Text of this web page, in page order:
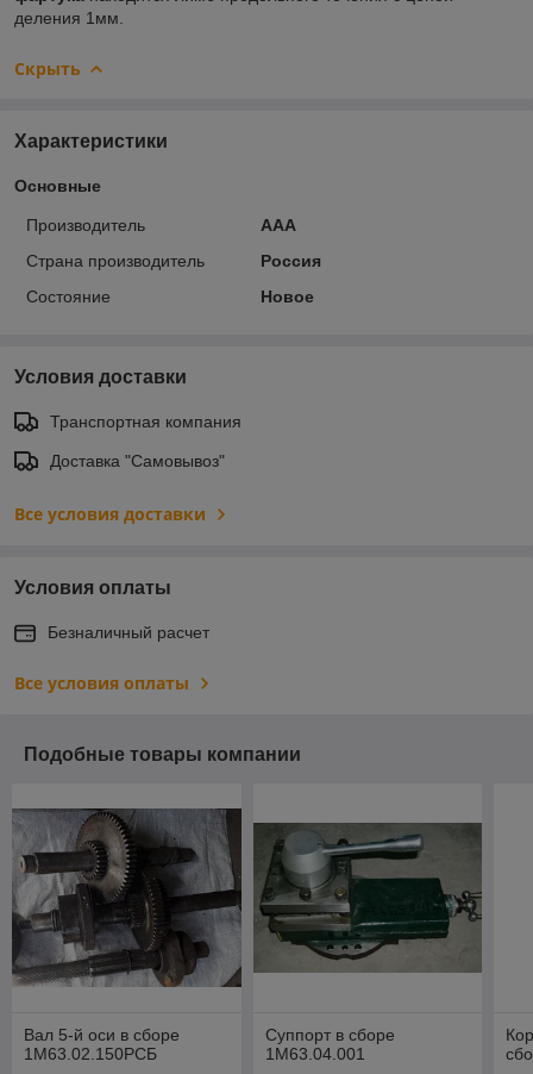
деления 1мм.
Скрыть
Характеристики
Основные
Производитель
ААА
Страна производитель
Россия
Состояние
Новое
Условия доставки
Транспортная компания
Доставка "Самовывоз"
Все условия доставки
Условия оплаты
Безналичный расчет
Все условия оплаты
Подобные товары компании
Вал 5-й оси в сборе
1М63.02.150РСБ
Суппорт в сборе
1М63.04.001